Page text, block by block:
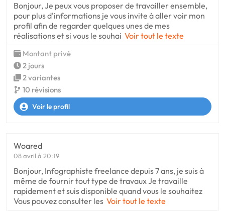
Bonjour, Je peux vous proposer de travailler ensemble,
pour plus d'informations je vous invite à aller voir mon
profil afin de regarder quelques unes de mes
réalisations et si vous le souhai Voir tout le texte
Montant privé
2 jours
2 variantes
10 révisions
Voir le profil
Woared
08 avril à 20:19
Bonjour, Infographiste freelance depuis 7 ans, je suis à
même de fournir tout type de travaux Je travaille
rapidement et suis disponible quand vous le souhaitez
Vous pouvez consulter les Voir tout le texte